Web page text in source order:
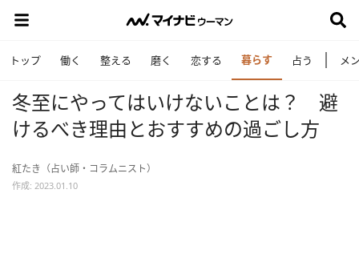
トップ 働く 整える 磨く 恋する 暮らす 占う メ
冬至にやってはいけないことは？ 避
けるべき理由とおすすめの過ごし方
紅たき（占い師・コラムニスト）
作成: 2023.01.10